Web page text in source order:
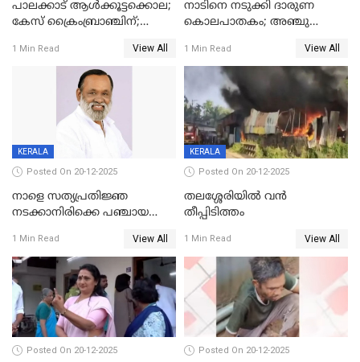
പാലക്കാട് ആൾക്കൂട്ടക്കൊല;
കേസ് ക്രൈംബ്രാഞ്ചിന്;
അന്വേഷിക്കും
1 Min Read View All
നാടിനെ നടുക്കി ദാരുണ
കൊലപാതകം; അഞ്ചു
കഴുത്തുഞെരിച്ച് കൊന്നു
1 Min Read View All
KERALA
Posted On 20-12-2025
നാളെ സത്യപ്രതിജ്ഞ
നടക്കാനിരിക്കെ പഞ്ചായത്ത്
1 Min Read View All
KERALA
Posted On 20-12-2025
തലശ്ശേരിയിൽ വൻ
തീപ്പിടിത്തം
1 Min Read View All
Posted On 20-12-2025 Posted On 20-12-2025